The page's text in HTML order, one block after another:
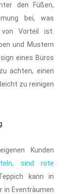
den Füßen,
bei, was
Vorteil ist.
und Mustern
eines Büros
achten, einen
zu reinigen
Kunden
sind rote
kann in
in Eventräumen